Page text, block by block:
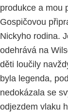
produkce a mou
Gospičovou
Nickyho rodina.
odehrává na
děti loučily
byla legenda,
nedokázala se
odjezdem vlaku